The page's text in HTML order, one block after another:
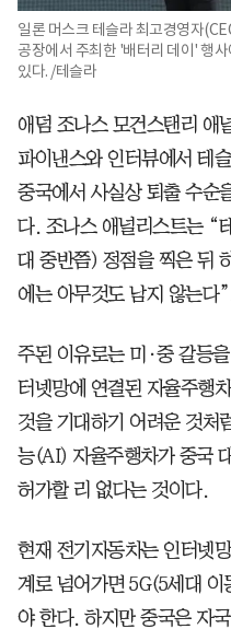
일론 머스크 테슬라 최고경영자
공장에서 주최한 '배터리 데이' 행
있다. /테슬라
애덤 조나스 모건스탠리 애
파이낸스와 인터뷰에서 테
중국에서 사실상 퇴출 수순
다. 조나스 애널리스트는 “
대 중반쯤) 정점을 찍은 뒤
에는 아무것도 남지 않는다
주된 이유로는 미·중 갈등
터넷망에 연결된 자율주행
것을 기대하기 어려운 것처
능(AI) 자율주행차가 중국
허가할 리 없다는 것이다.
현재 전기자동차는 인터넷
계로 넘어가면 5G(5세대 이
야 한다. 하지만 중국은 자